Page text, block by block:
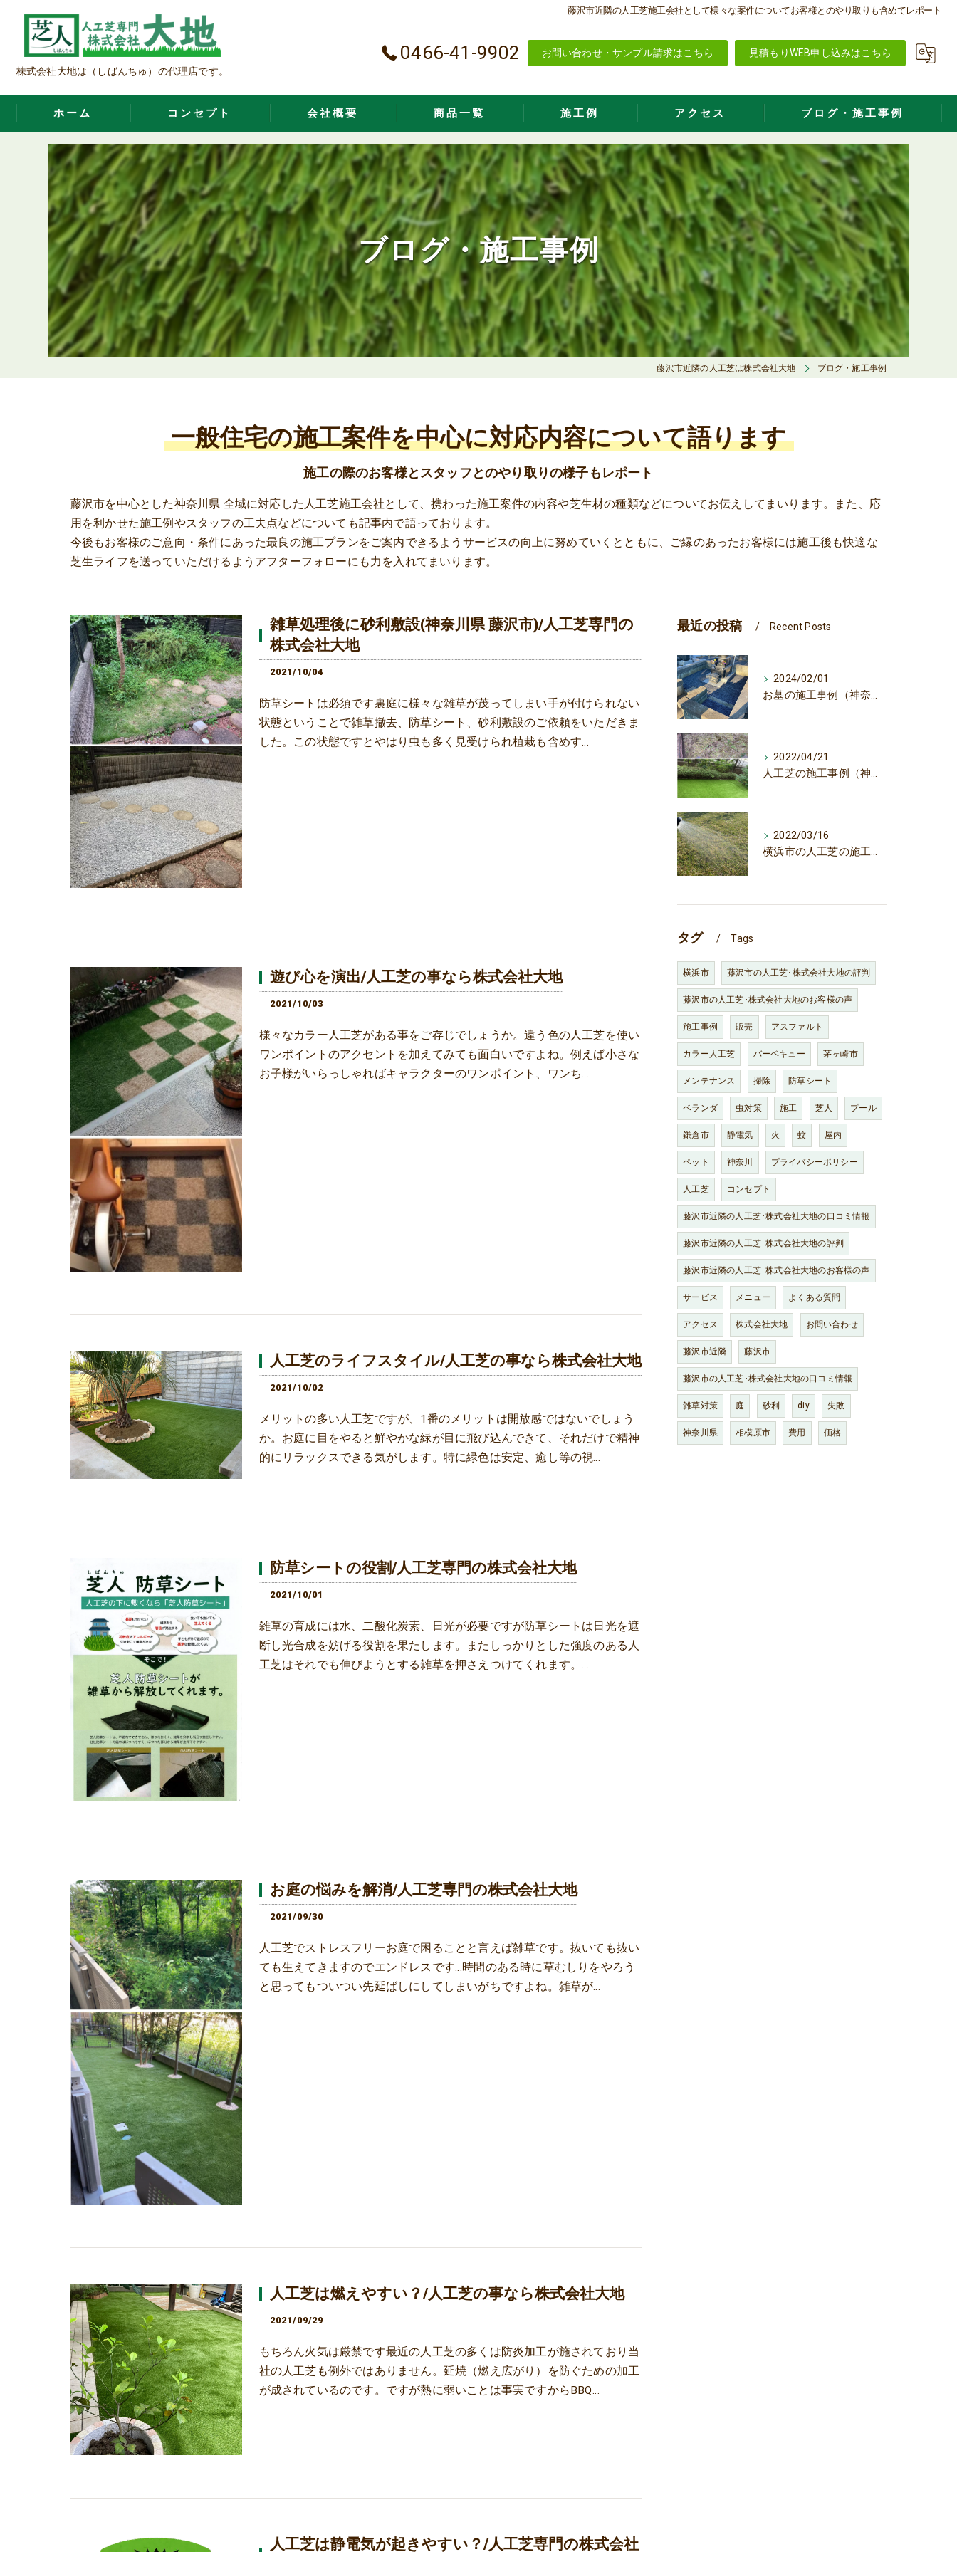
藤沢市近隣の人工芝施工会社として様々な案件についてお客様とのやり取りも含めてレポート
株式会社大地は（しばんちゅ）の代理店です。
0466-41-9902 お問い合わせ・サンプル請求はこちら 見積もりWEB申し込みはこちら
ホーム コンセプト
藤沢市近隣の人工芝･株式会社大地の口コミ情報
藤沢市近隣の人工芝･株式会社大地の評判
藤沢市近隣の人工芝･株式会社大地のお客様の声
会社概要 商品一覧 施工例 アクセス
株式会社大地
ブログ・施工事例
ブログ・施工事例
藤沢市近隣の人工芝は株式会社大地 ブログ・施工事例
一般住宅の施工案件を中心に対応内容について語ります
施工の際のお客様とスタッフとのやり取りの様子もレポート
藤沢市を中心とした神奈川県 全域に対応した人工芝施工会社として、携わった施工案件の内容や芝生材の種類などについてお伝えしてまいります。また、応
用を利かせた施工例やスタッフの工夫点などについても記事内で語っております。
今後もお客様のご意向・条件にあった最良の施工プランをご案内できるようサービスの向上に努めていくとともに、ご縁のあったお客様には施工後も快適な
芝生ライフを送っていただけるようアフターフォローにも力を入れてまいります。
雑草処理後に砂利敷設(神奈川県 藤沢市)/人工芝専門の
株式会社大地
2021/10/04
防草シートは必須です裏庭に様々な雑草が茂ってしまい手が付けられない
状態ということで雑草撤去、防草シート、砂利敷設のご依頼をいただきま
した。この状態ですとやはり虫も多く見受けられ植栽も含めす…
遊び心を演出/人工芝の事なら株式会社大地
2021/10/03
様々なカラー人工芝がある事をご存じでしょうか。違う色の人工芝を使い
ワンポイントのアクセントを加えてみても面白いですよね。例えば小さな
お子様がいらっしゃればキャラクターのワンポイント、ワンち…
人工芝のライフスタイル/人工芝の事なら株式会社大地
2021/10/02
メリットの多い人工芝ですが、1番のメリットは開放感ではないでしょう
か。お庭に目をやると鮮やかな緑が目に飛び込んできて、それだけで精神
的にリラックスできる気がします。特に緑色は安定、癒し等の視…
防草シートの役割/人工芝専門の株式会社大地
2021/10/01
雑草の育成には水、二酸化炭素、日光が必要ですが防草シートは日光を遮
断し光合成を妨げる役割を果たします。またしっかりとした強度のある人
工芝はそれでも伸びようとする雑草を押さえつけてくれます。…
お庭の悩みを解消/人工芝専門の株式会社大地
2021/09/30
人工芝でストレスフリーお庭で困ることと言えば雑草です。抜いても抜い
ても生えてきますのでエンドレスです…時間のある時に草むしりをやろう
と思ってもついつい先延ばしにしてしまいがちですよね。雑草が…
人工芝は燃えやすい？/人工芝の事なら株式会社大地
2021/09/29
もちろん火気は厳禁です最近の人工芝の多くは防炎加工が施されており当
社の人工芝も例外ではありません。延焼（燃え広がり）を防ぐための加工
が成されているのです。ですが熱に弱いことは事実ですからBBQ…
人工芝は静電気が起きやすい？/人工芝専門の株式会社
最近の投稿 Recent Posts
2024/02/01
お墓の施工事例（神奈川県茅ケ崎市）
2022/04/21
人工芝の施工事例（神奈川県 相模原市のお客様）/人工芝専門の株式会社大地
2022/03/16
横浜市の人工芝の施工事例を2つご紹介
タグ Tags
横浜市 藤沢市の人工芝･株式会社大地の評判
藤沢市の人工芝･株式会社大地のお客様の声
施工事例 販売 アスファルト
カラー人工芝 バーベキュー 茅ヶ崎市
メンテナンス 掃除 防草シート
ベランダ 虫対策 施工 芝人 プール
鎌倉市 静電気 火 蚊 屋内
ペット 神奈川 プライバシーポリシー
人工芝 コンセプト
藤沢市近隣の人工芝･株式会社大地の口コミ情報
藤沢市近隣の人工芝･株式会社大地の評判
藤沢市近隣の人工芝･株式会社大地のお客様の声
サービス メニュー よくある質問
アクセス 株式会社大地 お問い合わせ
藤沢市近隣 藤沢市
藤沢市の人工芝･株式会社大地の口コミ情報
雑草対策 庭 砂利 diy 失敗
神奈川県 相模原市 費用 価格